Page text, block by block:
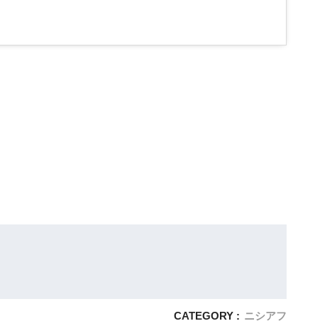
CATEGORY : ニシアフ